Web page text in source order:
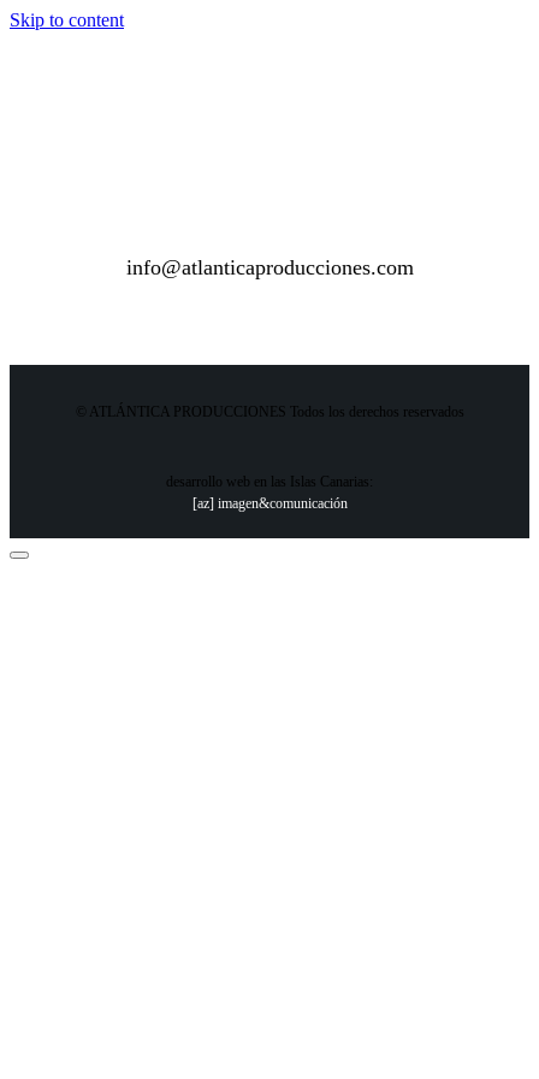
Skip to content
info@atlanticaproducciones.com
© ATLÁNTICA PRODUCCIONES Todos los derechos reservados
desarrollo web en las Islas Canarias:
[az] imagen&comunicación